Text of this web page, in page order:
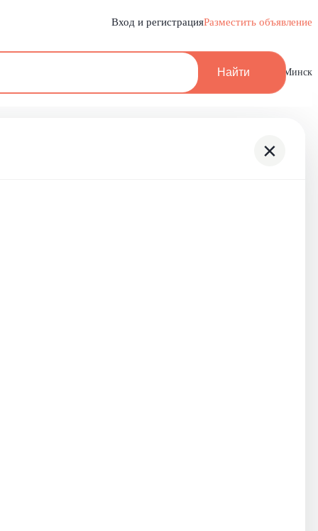
Вход и регистрацияРазместить объявление
Найти Минск
×